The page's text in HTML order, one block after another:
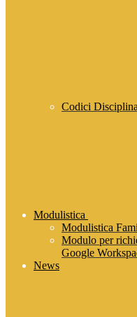
Codici
Modulistica
Modulistica
Modulo per
Google
News